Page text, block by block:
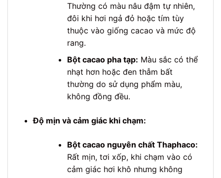
Thường có màu nâu đậm tự nhiên,
đôi khi hơi ngả đỏ hoặc tím tùy
thuộc vào giống cacao và mức độ
rang.
Bột cacao pha tạp: Màu sắc có thể
nhạt hơn hoặc đen thẫm bất
thường do sử dụng phẩm màu,
không đồng đều.
Độ mịn và cảm giác khi chạm:
Bột cacao nguyên chất Thaphaco:
Rất mịn, tơi xốp, khi chạm vào có
cảm giác hơi khô nhưng không